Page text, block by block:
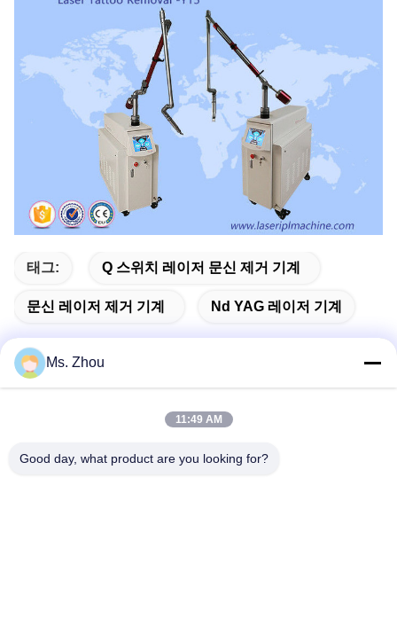
태그: Q 스위치 레이저 문신 제거 기계
문신 레이저 제거 기계 Nd YAG 레이저 기계
주소
Ms. Zhou
11:49 AM
Good day, what product are you looking for?